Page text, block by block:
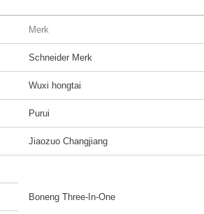
Merk
Schneider Merk
Wuxi hongtai
Purui
Jiaozuo Changjiang
Boneng Three-In-One